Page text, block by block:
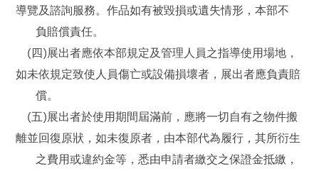
導覽及諮詢服務。作品如有被毀損或遺失情形，本部不
負賠償責任。
(四)展出者應依本部規定及管理人員之指導使用場地，
如未依規定致使人員傷亡或設備損壞者，展出者應負責賠
償。
(五)展出者於使用期間屆滿前，應將一切自有之物件搬
離並回復原狀，如未復原者，由本部代為履行，其所衍生
之費用或違約金等，悉由申請者繳交之保證金抵繳，